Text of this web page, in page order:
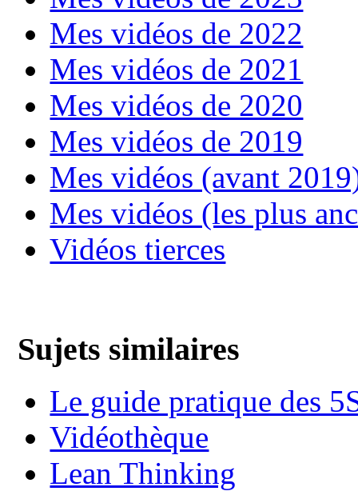
Mes vidéos de 2022
Mes vidéos de 2021
Mes vidéos de 2020
Mes vidéos de 2019
Mes vidéos (avant
Mes vidéos (les plus
Vidéos tierces
Sujets similaires
Le guide pratique des
Vidéothèque
Lean Thinking